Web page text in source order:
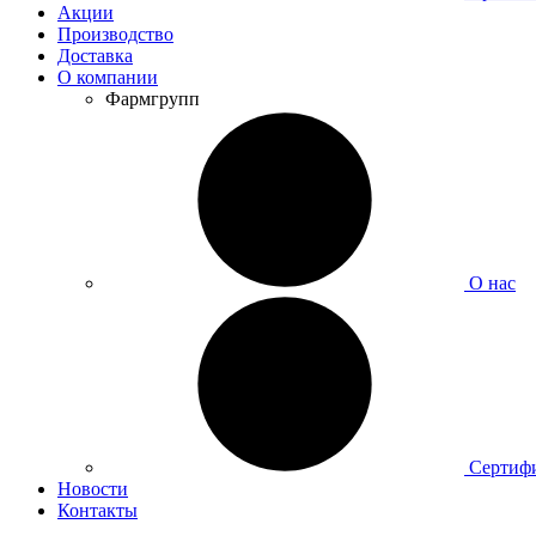
Акции
Производство
Доставка
О компании
Фармгрупп
О нас
Новости
Контакты